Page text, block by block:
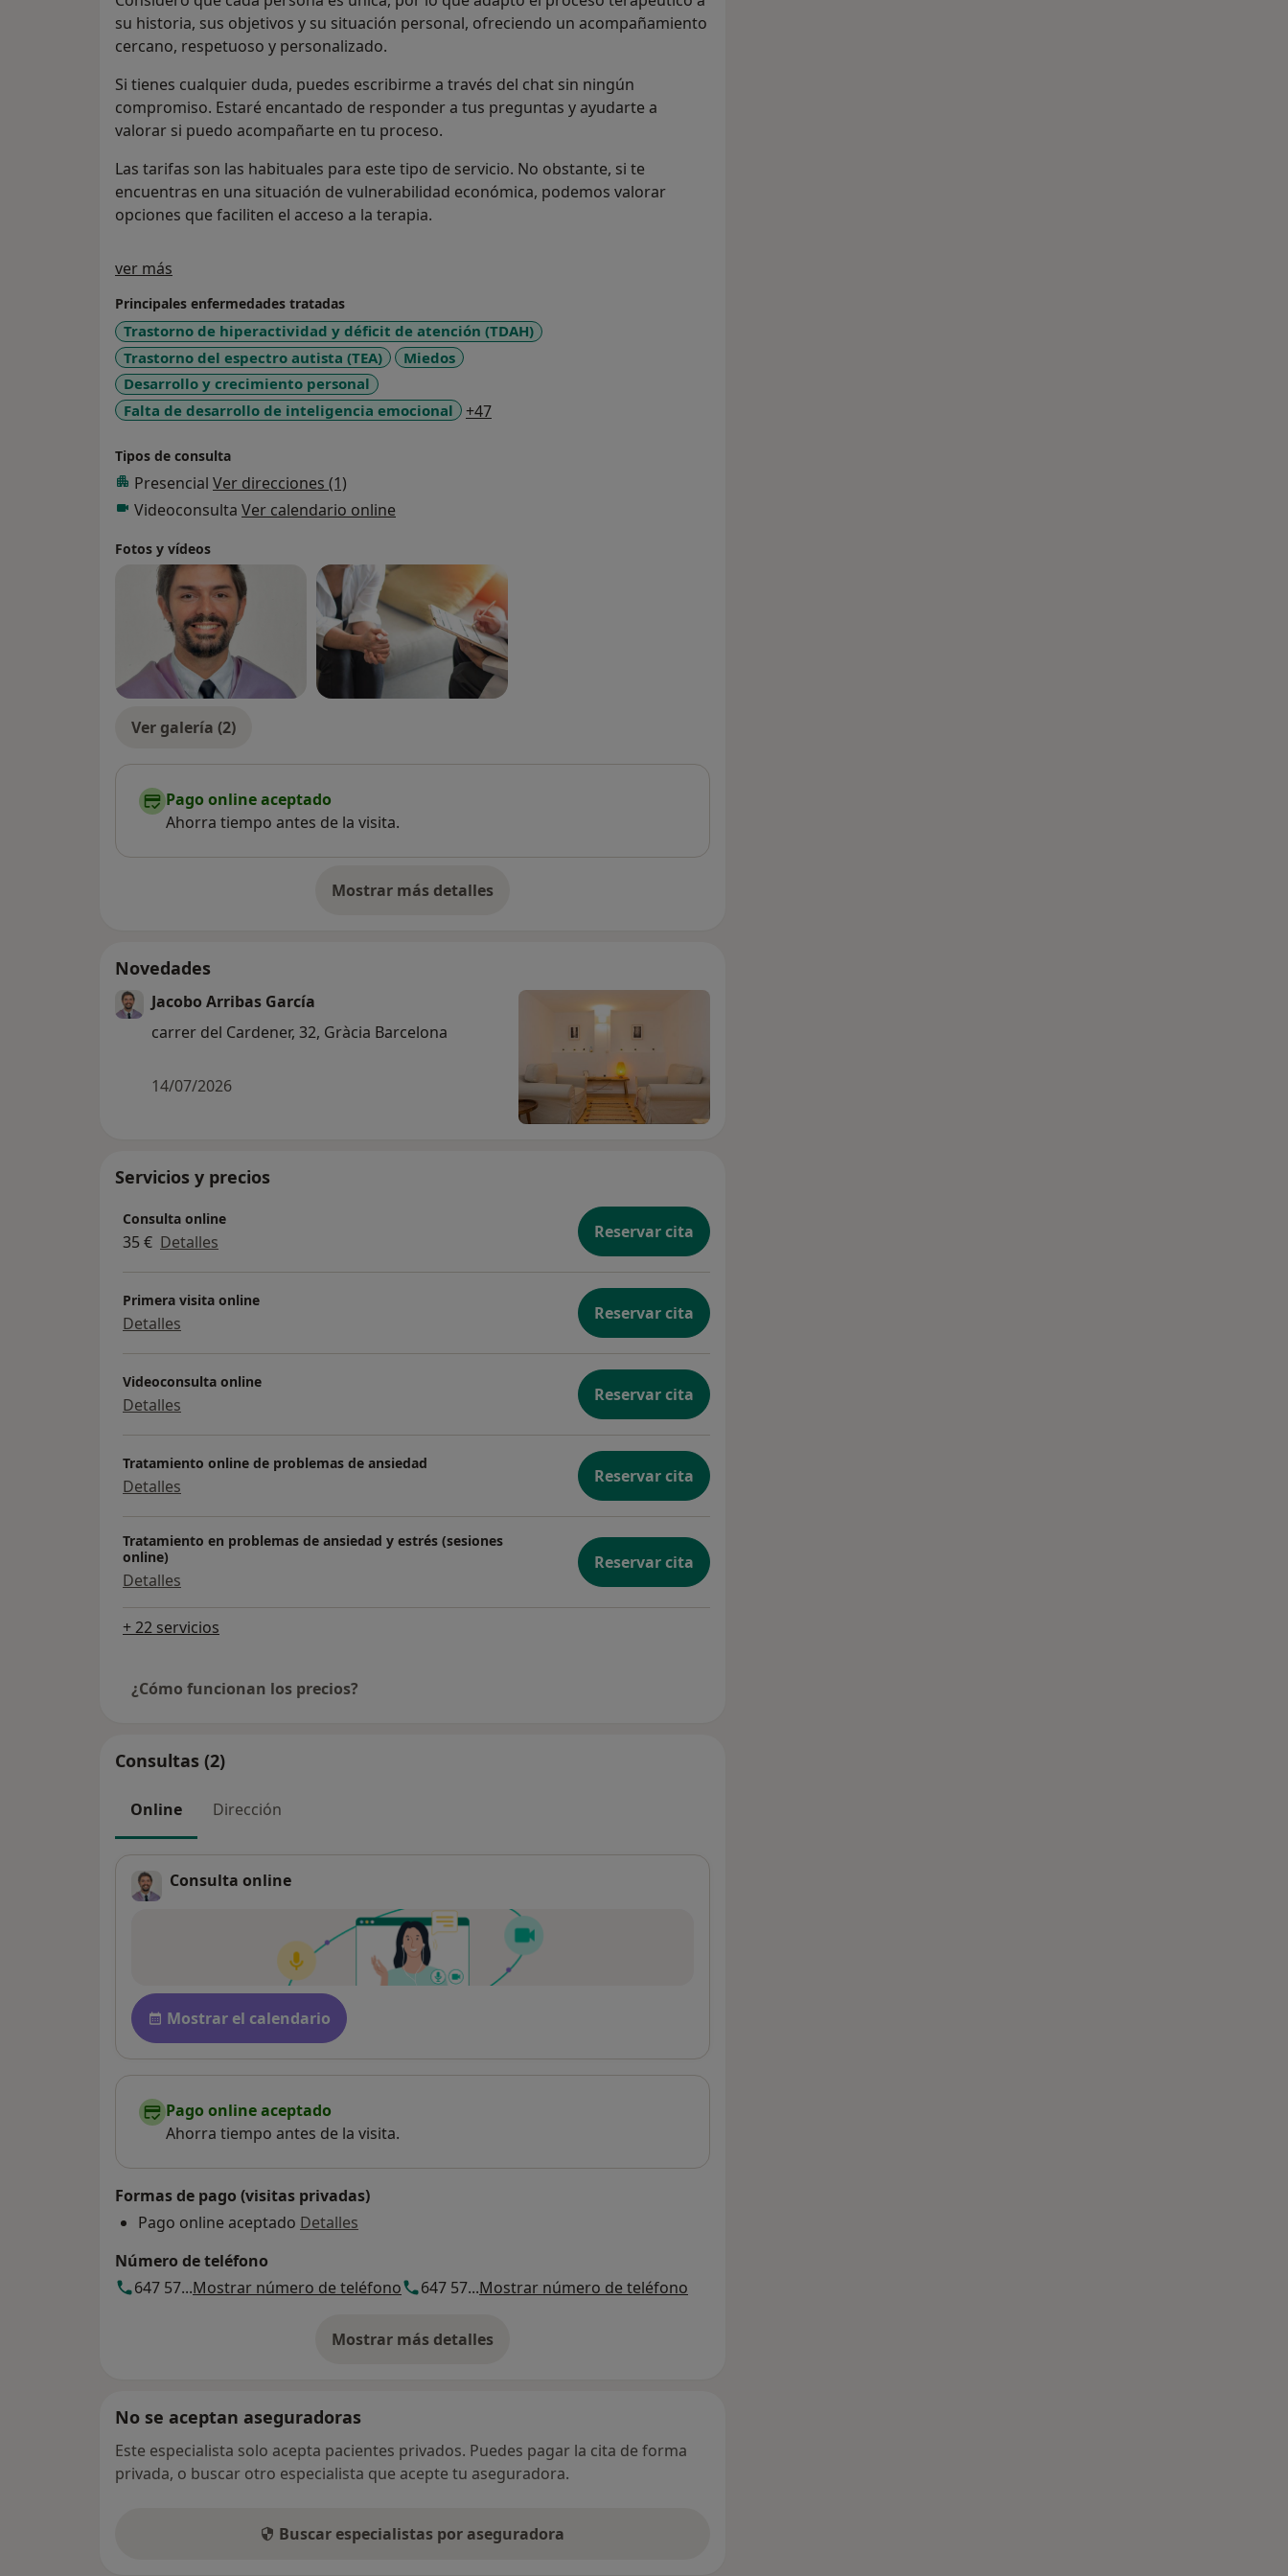
su historia, sus objetivos y su situación personal, ofreciendo un acompañamiento
cercano, respetuoso y personalizado.
Si tienes cualquier duda, puedes escribirme a través del chat sin ningún
compromiso. Estaré encantado de responder a tus preguntas y ayudarte a
valorar si puedo acompañarte en tu proceso.
Las tarifas son las habituales para este tipo de servicio. No obstante, si te
encuentras en una situación de vulnerabilidad económica, podemos valorar
opciones que faciliten el acceso a la terapia.
ver más
Principales enfermedades tratadas
Trastorno de hiperactividad y déficit de atención (TDAH)
Trastorno del espectro autista (TEA)
Miedos
Desarrollo y crecimiento personal
Falta de desarrollo de inteligencia emocional
+47a11y_sr_more_diseases
Tipos de consulta
Presencial Ver direcciones (1)
Videoconsulta Ver calendario online
Fotos y vídeos
Ver galería (2)
Pago online aceptado
Ahorra tiempo antes de la visita.
Mostrar más detalles
sobre la experiencia
Novedades
Jacobo Arribas García
carrer del Cardener, 32, Gràcia Barcelona
14/07/2026
Servicios y precios
Consulta online
35 € Detalles Reservar cita
Primera visita online
Detalles Reservar cita
Videoconsulta online
Detalles Reservar cita
Tratamiento online de problemas de ansiedad
Detalles Reservar cita
Tratamiento en problemas de ansiedad y estrés (sesiones
online)
Detalles
Reservar cita
+ 22 servicios
¿Cómo funcionan los precios?
Consultas (2)
Online Dirección
Consulta online
Disponibilidad
Mostrar el calendario
Pago online aceptado
Ahorra tiempo antes de la visita.
Formas de pago (visitas privadas)
Pago online aceptado Detalles
Número de teléfono
647 57...Mostrar número de teléfono 647 57...Mostrar número de teléfono
Mostrar más detalles
sobre la dirección
No se aceptan aseguradoras
Este especialista solo acepta pacientes privados. Puedes pagar la cita de forma
privada, o buscar otro especialista que acepte tu aseguradora.
Buscar especialistas por aseguradora